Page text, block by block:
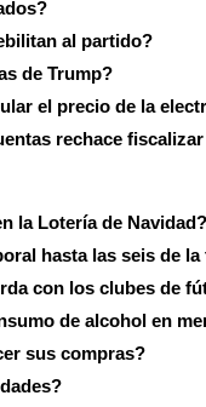
al partido?
de Trump?
el precio de la
rechace fiscalizar
la Lotería de Navidad?
hasta las seis de la
con los clubes de
de alcohol en
sus compras?